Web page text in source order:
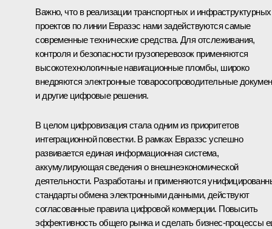
Важно, что в реализации транспортных и инфраструктурных
проектов по линии Евразэс нами задействуются самые
современные технические средства. Для отслеживания,
контроля и безопасности грузоперевозок применяются
высокотехнологичные навигационные пломбы, широко
внедряются электронные товаросопроводительные
и другие цифровые решения.
В целом цифровизация стала одним из приоритетов
интеграционной повестки. В рамках Евразэс успешно
развивается единая информационная система,
аккумулирующая сведения о внешнеэкономической
деятельности. Разработаны и применяются
стандарты обмена электронными данными, действуют
согласованные правила цифровой коммерции. Повысить
эффективность общего рынка и сделать бизнес-процессы